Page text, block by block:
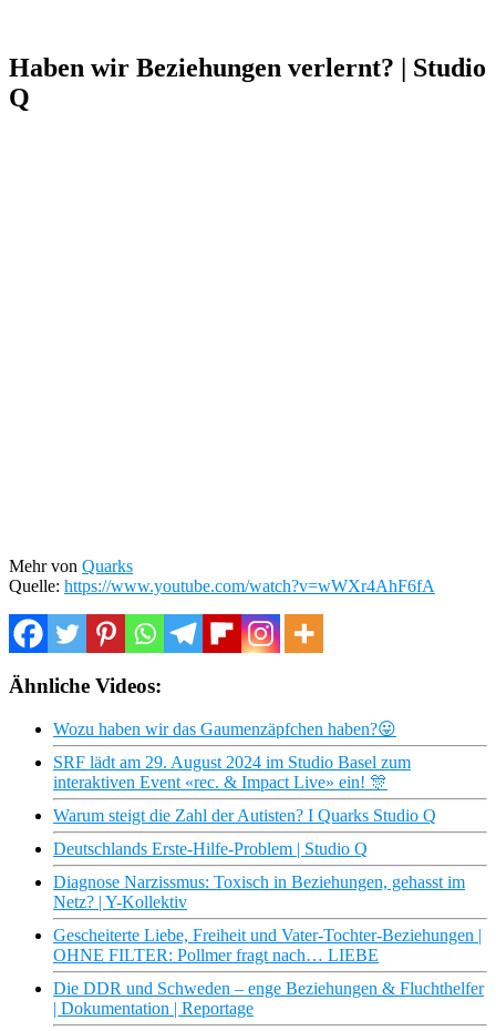
Haben wir Beziehungen verlernt? | Studio
Q
Mehr von Quarks
Quelle: https://www.youtube.com/watch?v=wWXr4AhF6fA
Ähnliche Videos:
Wozu haben wir das Gaumenzäpfchen haben?😛
SRF lädt am 29. August 2024 im Studio Basel zum
interaktiven Event «rec. & Impact Live» ein! 🎊
Warum steigt die Zahl der Autisten? I Quarks Studio Q
Deutschlands Erste-Hilfe-Problem | Studio Q
Diagnose Narzissmus: Toxisch in Beziehungen, gehasst im
Netz? | Y-Kollektiv
Gescheiterte Liebe, Freiheit und Vater-Tochter-Beziehungen |
OHNE FILTER: Pollmer fragt nach… LIEBE
Die DDR und Schweden – enge Beziehungen & Fluchthelfer
| Dokumentation | Reportage